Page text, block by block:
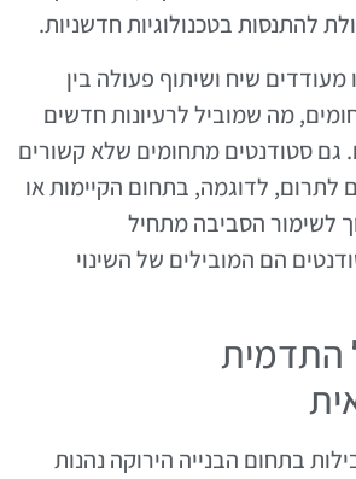
להתנסות בטכנולוגיות חדשניות.
מעודדים שיח ושיתוף פעולה בין
מה שמוביל לרעיונות חדשים
גם סטודנטים מתחומים שלא קשורים
לתרום, לדוגמה, בתחום הקיימות או
לשימור הסביבה מתחיל
הם המובילים של השינוי
התדמית
בתחום הבנייה הירוקה נהנות